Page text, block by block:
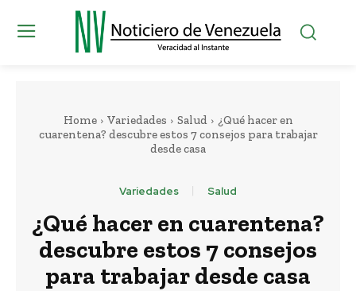
Home Variedades Salud
¿Qué hacer en
cuarentena? descubre estos 7 consejos para trabajar
desde casa
Variedades Salud
¿Qué hacer en cuarentena?
descubre estos 7 consejos
para trabajar desde casa